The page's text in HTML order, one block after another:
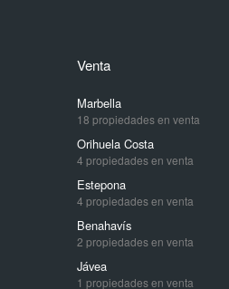
Venta
Marbella
18 propiedades en venta
Orihuela Costa
4 propiedades en venta
Estepona
4 propiedades en venta
Benahavís
2 propiedades en venta
Jávea
1 propiedades en venta